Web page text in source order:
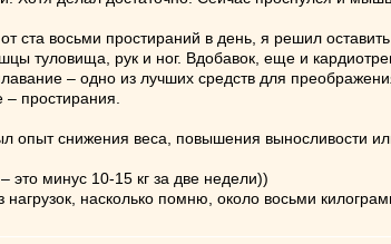
ста восьми простираний в день, я решил
туловища, рук и ног. Вдобавок, еще и
– одно из лучших средств для
простирания.
опыт снижения веса, повышения выносливости
это минус 10-15 кг за две недели))
насколько помню, около восьми